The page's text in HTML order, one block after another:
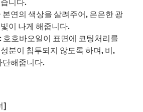
니다.
본연의 색상을 살려주어, 은은한 광
이 나게 해줍니다.
호호바오일이 표면에 코팅처리를
분이 침투되지 않도록 하며, 비,
단해줍니다.
]